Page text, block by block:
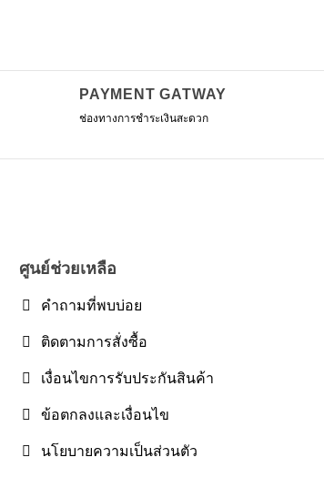
PAYMENT GATWAY
ช่องทางการชำระเงินสะดวก
ศูนย์ช่วยเหลือ
คำถามที่พบบ่อย
ติดตามการสั่งซื้อ
เงื่อนไขการรับประกันสินค้า
ข้อตกลงและเงื่อนไข
นโยบายความเป็นส่วนตัว